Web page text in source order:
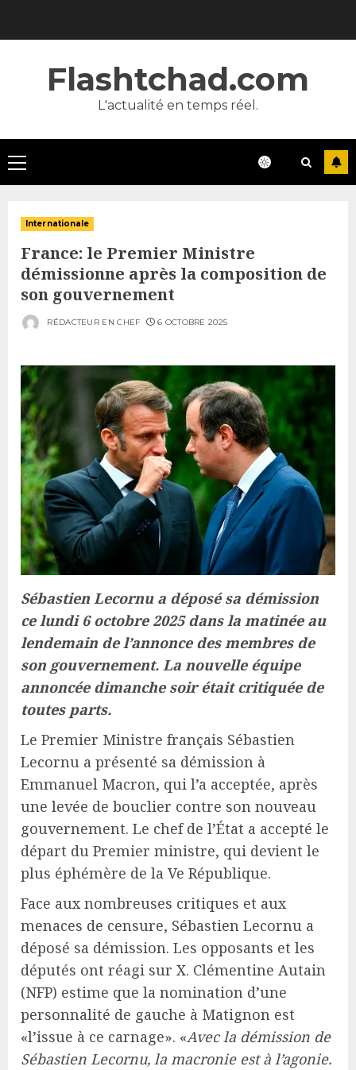
Flashtchad.com
L'actualité en temps réel.
Primary
Menu
Internationale
France: le Premier Ministre
démissionne après la composition de
son gouvernement
RÉDACTEUR EN CHEF 6 OCTOBRE 2025
Sébastien Lecornu a déposé sa démission
ce lundi 6 octobre 2025 dans la matinée au
lendemain de l’annonce des membres de
son gouvernement. La nouvelle équipe
annoncée dimanche soir était critiquée de
toutes parts.
Le Premier Ministre français Sébastien
Lecornu a présenté sa démission à
Emmanuel Macron, qui l’a acceptée, après
une levée de bouclier contre son nouveau
gouvernement. Le chef de l’État a accepté le
départ du Premier ministre, qui devient le
plus éphémère de la Ve République.
Face aux nombreuses critiques et aux
menaces de censure, Sébastien Lecornu a
déposé sa démission. Les opposants et les
députés ont réagi sur X. Clémentine Autain
(NFP) estime que la nomination d’une
personnalité de gauche à Matignon est
«l’issue à ce carnage». «Avec la démission de
Sébastien Lecornu, la macronie est à l’agonie.